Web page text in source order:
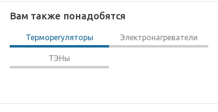
Вам также понадобятся
Терморегуляторы Электронагреватели
ТЭНы